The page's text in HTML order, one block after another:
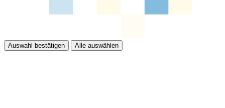
Auswahl bestätigen Alle auswählen